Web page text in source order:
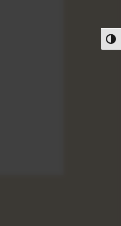
הפעל/כבה ניגודיות גבוהה